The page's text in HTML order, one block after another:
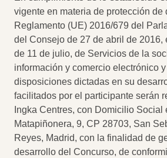
vigente en materia de protección de
Reglamento (UE) 2016/679 del
del Consejo de 27 de abril de 2016,
de 11 de julio, de Servicios de la
información y comercio electrónico
disposiciones dictadas en su
facilitados por el participante serán
Ingka Centres, con Domicilio Social
Matapiñonera, 9, CP 28703, San
Reyes, Madrid, con la finalidad de
desarrollo del Concurso, de